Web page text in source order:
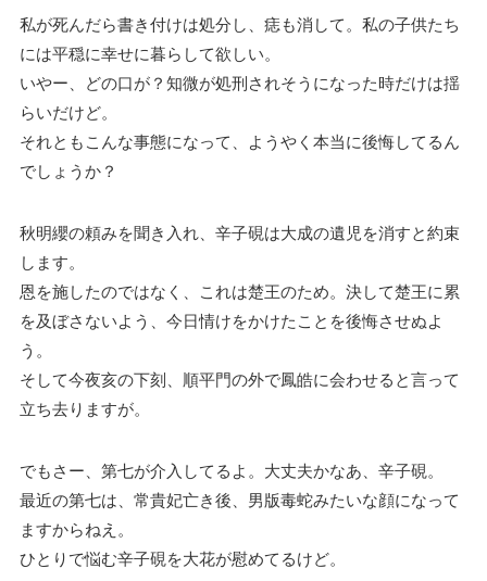
私が死んだら書き付けは処分し、痣も消して。私の子供たち
には平穏に幸せに暮らして欲しい。
いやー、どの口が？知微が処刑されそうになった時だけは揺
らいだけど。
それともこんな事態になって、ようやく本当に後悔してるん
でしょうか？
秋明纓の頼みを聞き入れ、辛子硯は大成の遺児を消すと約束
します。
恩を施したのではなく、これは楚王のため。決して楚王に累
を及ぼさないよう、今日情けをかけたことを後悔させぬよ
う。
そして今夜亥の下刻、順平門の外で鳳皓に会わせると言って
立ち去りますが。
でもさー、第七が介入してるよ。大丈夫かなあ、辛子硯。
最近の第七は、常貴妃亡き後、男版毒蛇みたいな顔になって
ますからねえ。
ひとりで悩む辛子硯を大花が慰めてるけど。